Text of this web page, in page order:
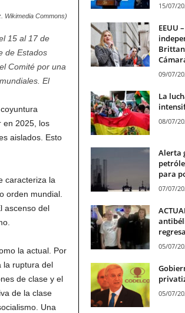
Wikimedia Commons)
15 al 17 de
de Estados
Comité por una
El
en 2025, los
aislados. Esto
caracteriza la
orden mundial.
ascenso del
la actual. Por
la ruptura del
de clase y el
de la clase
Una
15/07/
EEUU
09/07/
La
08/07/
Alerta
para
07/07/
05/07/
05/07/